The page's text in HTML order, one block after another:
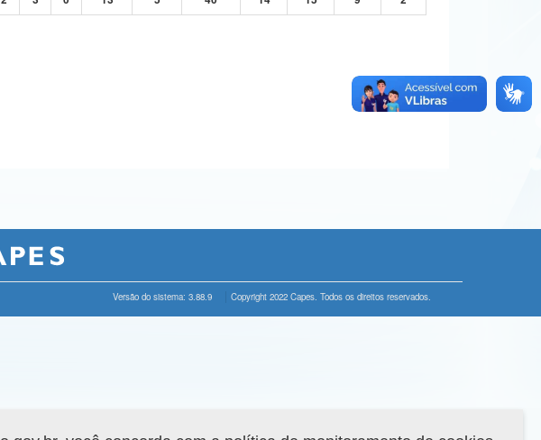
Versão do sistema: 3.88.9 Copyright 2022 Capes. Todos os direitos reservados.